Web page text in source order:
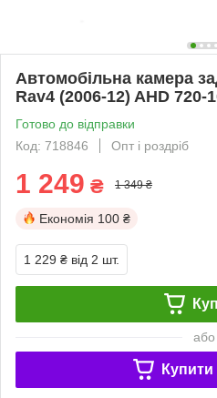
Автомобільна камера
Rav4 (2006-12) AHD 720-
Готово до відправки
Код: 718846
Опт і роздріб
1 249 ₴ 1 349 ₴
Економія 100 ₴
1 229 ₴ від 2 шт.
або
Купити